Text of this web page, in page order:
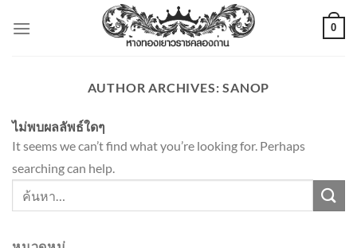
0
AUTHOR ARCHIVES:SANOP
ไม่พบผลลัพธ์ใดๆ
It seems we can’t find what you’re looking for. Perhaps
searching can help.